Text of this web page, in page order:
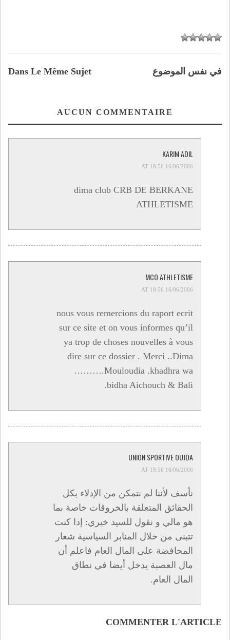
Dans Le Même Sujet في نفس الموضوع
AUCUN COMMENTAIRE
KARIM ADIL
16/06/2006 AT 18:56
dima club CRB DE BERKANE
ATHLETISME
MCO ATHLETISME
16/06/2006 AT 18:56
nous vous remercions du raport ecrit
sur ce site et on vous informes qu’il
ya trop de choses nouvelles à vous
dire sur ce dossier . Merci ..Dima
……….Mouloudia .khadhra wa
.bidha Aichouch & Bali
UNION SPORTIVE OUJDA
16/06/2006 AT 18:56
نأسف لأننا لم نتمكن من الإدلاء بكل
الحقائق المتعلقة بالخروقات خاصة بما
هو مالي و نقول للسيد خيري: إدا كنت
تتبنى من خلال المنابر السياسية شعار
المحافضة على المال العام فاعلم أن
مال العصبة يدخل أيضا في نطاق
المال العام.
COMMENTER L'ARTICLE